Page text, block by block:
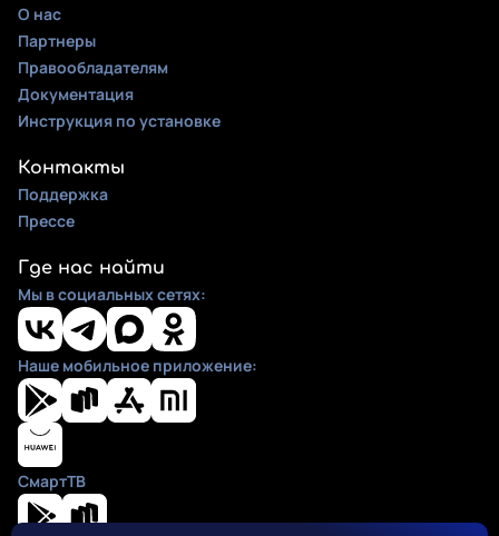
О нас
Партнеры
Правообладателям
Документация
Инструкция по установке
Контакты
Поддержка
Прессе
Где нас найти
Мы в социальных сетях:
Наше мобильное приложение:
СмартТВ